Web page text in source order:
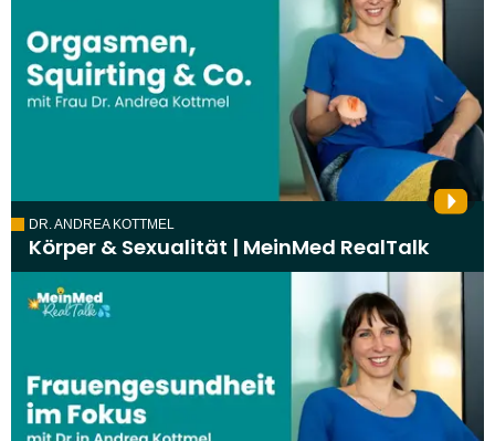
DR. ANDREA KOTTMEL
Körper & Sexualität | MeinMed RealTalk